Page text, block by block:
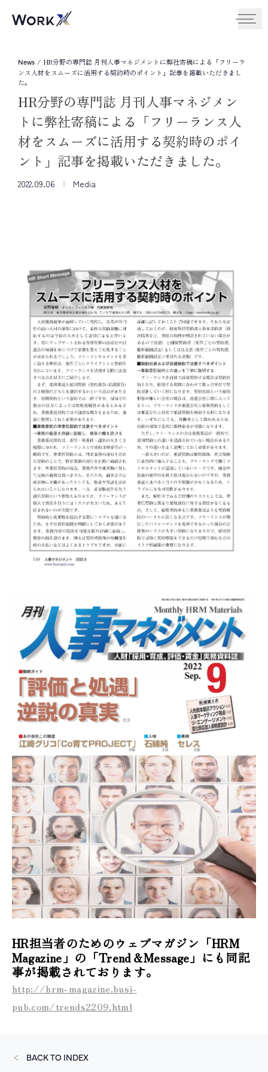
News / HR分野の専門誌 月刊人事マネジメントに弊社寄稿による「フリーラ
ンス人材をスムーズに活用する契約時のポイント」記事を掲載いただきまし
た。
HR分野の専門誌 月刊人事マネジメン
トに弊社寄稿による「フリーランス人
材をスムーズに活用する契約時のポイ
ント」記事を掲載いただきました。
2022.09.06 Media
HR担当者のためのウェブマガジン「HRM
Magazine」の「Trend＆Message」にも同記
事が掲載されております。
http://hrm-magazine.busi-
pub.com/trends2209.html
BACK TO INDEX